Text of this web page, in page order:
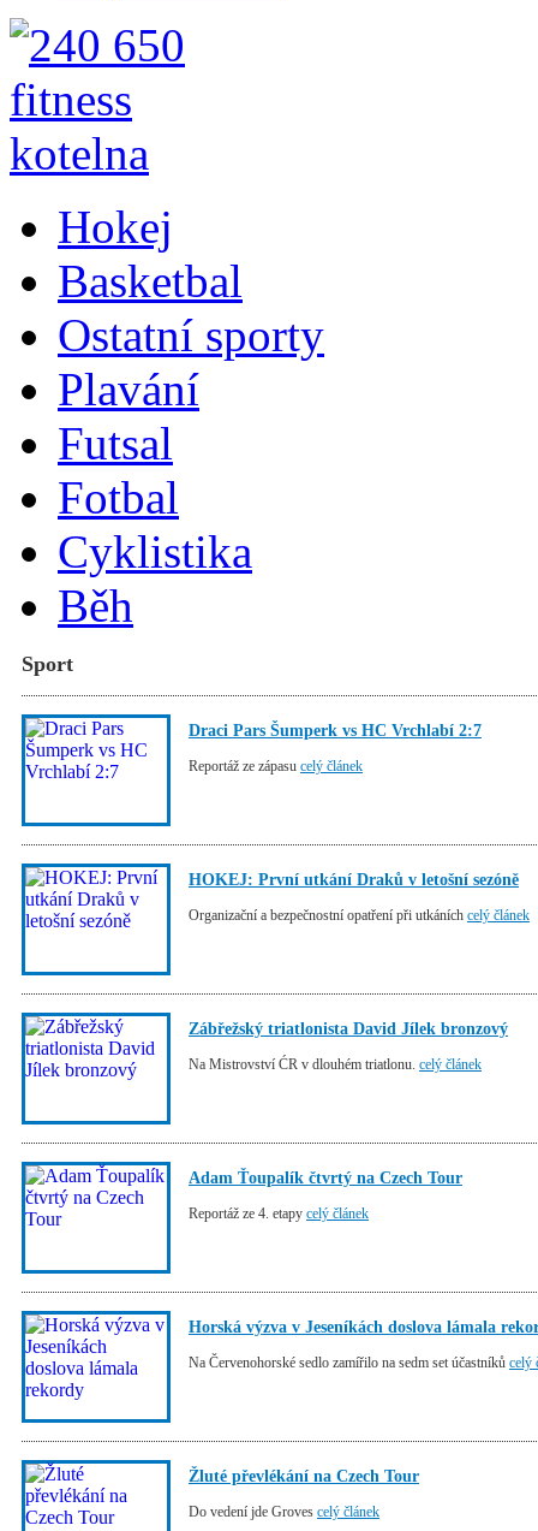
Hokej
Basketbal
Ostatní sporty
Plavání
Futsal
Fotbal
Cyklistika
Běh
Sport
Draci Pars Šumperk vs HC Vrchlabí 2:7
Reportáž ze zápasu celý článek
HOKEJ: První utkání Draků v letošní sezóně
Organizační a bezpečnostní opatření při utkáních celý článek
Zábřežský triatlonista David Jílek bronzový
Na Mistrovství ĆR v dlouhém triatlonu. celý článek
Adam Ťoupalík čtvrtý na Czech Tour
Reportáž ze 4. etapy celý článek
Horská výzva v Jeseníkách doslova lámala
Na Červenohorské sedlo zamířilo na sedm set účastníků celý
Žluté převlékání na Czech Tour
Do vedení jde Groves celý článek